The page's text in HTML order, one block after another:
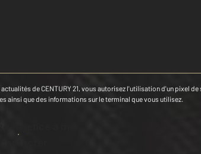
de CENTURY 21, vous autorisez l'utilisation d'un pixel
ainsi que des informations sur le terminal que vous utilisez.